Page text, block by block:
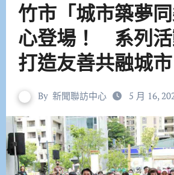
竹市「城市築夢
心登場！ 系列活
打造友善共融城市
By 新聞聯訪中心 5 月 16,